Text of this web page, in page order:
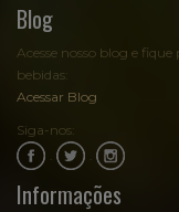
Blog
Acesse nosso blog e
bebidas:
Acessar Blog
Siga-nos:
Informações